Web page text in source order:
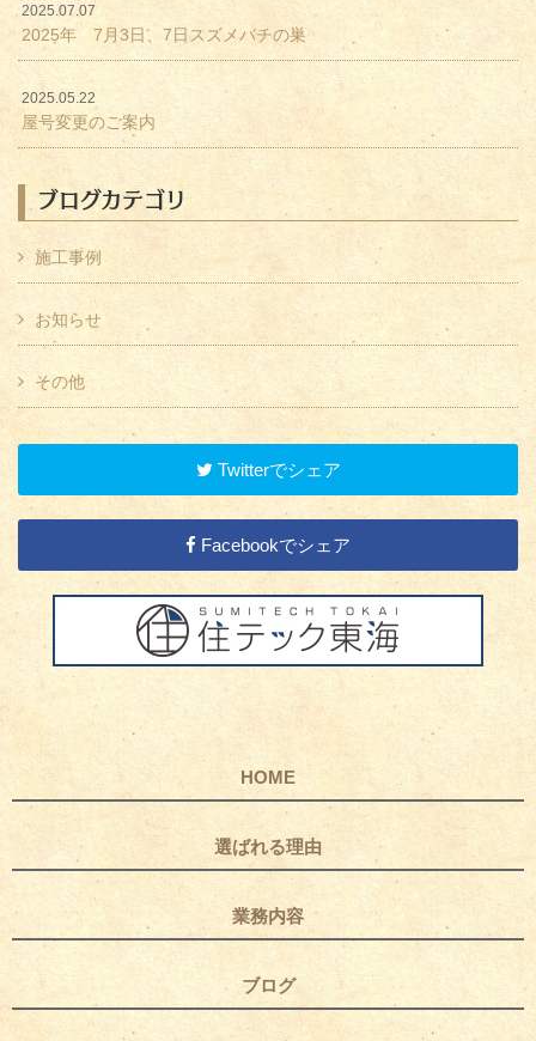
2025.07.07
2025年 7月3日、7日スズメバチの巣
2025.05.22
屋号変更のご案内
ブログカテゴリ
施工事例
お知らせ
その他
Twitterでシェア
Facebookでシェア
HOME
選ばれる理由
業務内容
ブログ